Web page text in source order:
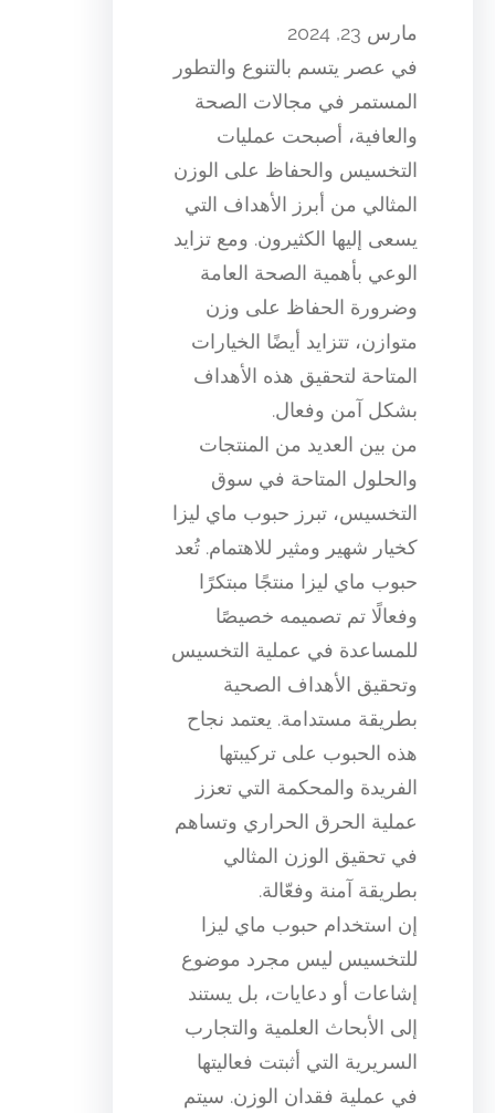
مارس 23, 2024
في عصر يتسم بالتنوع والتطور
المستمر في مجالات الصحة
والعافية، أصبحت عمليات
التخسيس والحفاظ على الوزن
المثالي من أبرز الأهداف التي
يسعى إليها الكثيرون. ومع تزايد
الوعي بأهمية الصحة العامة
وضرورة الحفاظ على وزن
متوازن، تتزايد أيضًا الخيارات
المتاحة لتحقيق هذه الأهداف
بشكل آمن وفعال.
من بين العديد من المنتجات
والحلول المتاحة في سوق
التخسيس، تبرز حبوب ماي ليزا
كخيار شهير ومثير للاهتمام. تُعد
حبوب ماي ليزا منتجًا مبتكرًا
وفعالًا تم تصميمه خصيصًا
للمساعدة في عملية التخسيس
وتحقيق الأهداف الصحية
بطريقة مستدامة. يعتمد نجاح
هذه الحبوب على تركيبتها
الفريدة والمحكمة التي تعزز
عملية الحرق الحراري وتساهم
في تحقيق الوزن المثالي
بطريقة آمنة وفعّالة.
إن استخدام حبوب ماي ليزا
للتخسيس ليس مجرد موضوع
إشاعات أو دعايات، بل يستند
إلى الأبحاث العلمية والتجارب
السريرية التي أثبتت فعاليتها
في عملية فقدان الوزن. سيتم